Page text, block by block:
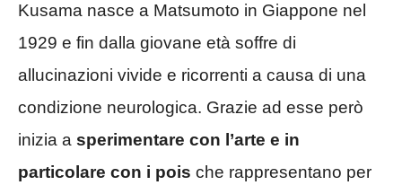
Kusama nasce a Matsumoto in Giappone nel
1929 e fin dalla giovane età soffre di
allucinazioni vivide e ricorrenti a causa di una
condizione neurologica. Grazie ad esse però
inizia a sperimentare con l’arte e in
particolare con i pois che rappresentano per